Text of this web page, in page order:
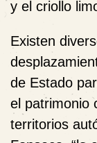
y el criollo
Existen
de Estado
el patrimonio
territorios